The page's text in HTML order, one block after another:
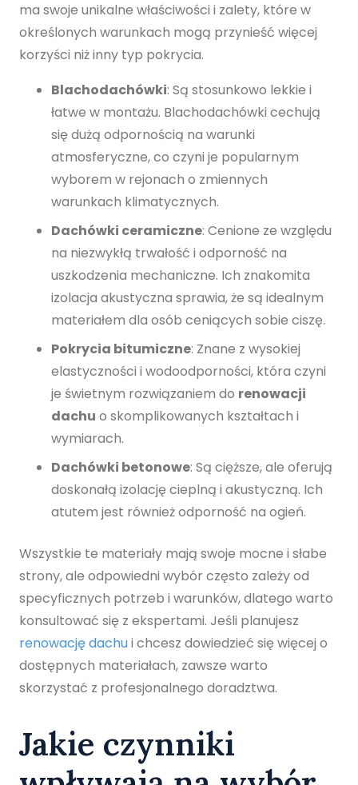
ma swoje unikalne właściwości i zalety, które w
określonych warunkach mogą przynieść więcej
korzyści niż inny typ pokrycia.
Blachodachówki: Są stosunkowo lekkie i
łatwe w montażu. Blachodachówki cechują
się dużą odpornością na warunki
atmosferyczne, co czyni je popularnym
wyborem w rejonach o zmiennych
warunkach klimatycznych.
Dachówki ceramiczne: Cenione ze względu
na niezwykłą trwałość i odporność na
uszkodzenia mechaniczne. Ich znakomita
izolacja akustyczna sprawia, że są idealnym
materiałem dla osób ceniących sobie ciszę.
Pokrycia bitumiczne: Znane z wysokiej
elastyczności i wodoodporności, która czyni
je świetnym rozwiązaniem do renowacji
dachu o skomplikowanych kształtach i
wymiarach.
Dachówki betonowe: Są cięższe, ale oferują
doskonałą izolację cieplną i akustyczną. Ich
atutem jest również odporność na ogień.
Wszystkie te materiały mają swoje mocne i słabe
strony, ale odpowiedni wybór często zależy od
specyficznych potrzeb i warunków, dlatego warto
konsultować się z ekspertami. Jeśli planujesz
renowację dachui chcesz dowiedzieć się więcej o
dostępnych materiałach, zawsze warto
skorzystać z profesjonalnego doradztwa.
Jakie czynniki